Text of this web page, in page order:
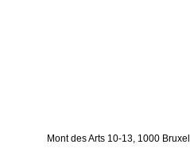
Mont des Arts 10-13, 1000